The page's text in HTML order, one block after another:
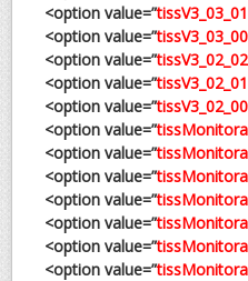
<option value=”
<option value=”
<option value=”
<option value=”
<option value=”
<option value=”
<option value=”
<option value=”
<option value=”
<option value=”
<option value=”
<option value=”